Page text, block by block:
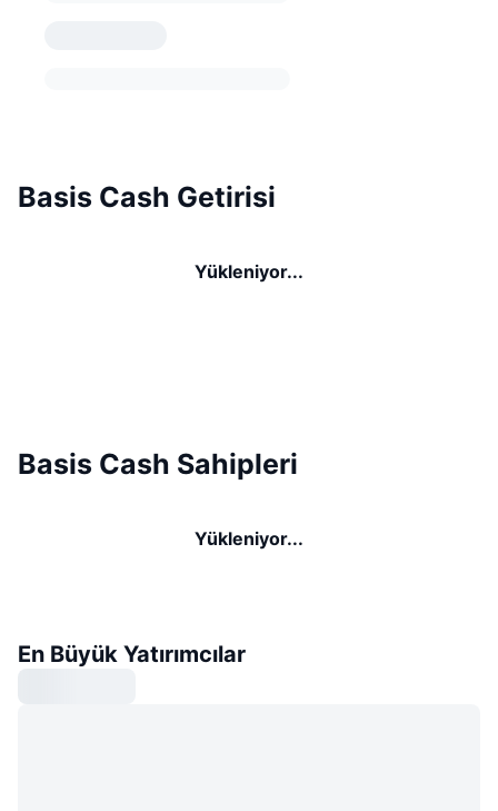
Basis Cash Getirisi
Yükleniyor...
Basis Cash Sahipleri
Yükleniyor...
En Büyük Yatırımcılar